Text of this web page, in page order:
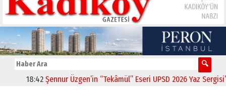
18:42 Şennur Üzgen’in “Tekâmül” Eseri UPSD 2026 Yaz